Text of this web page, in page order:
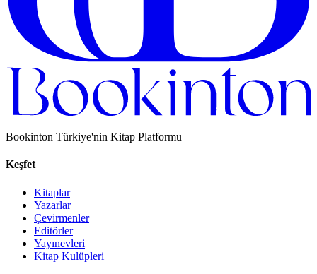
Bookinton Türkiye'nin Kitap Platformu
Keşfet
Kitaplar
Yazarlar
Çevirmenler
Editörler
Yayınevleri
Kitap Kulüpleri